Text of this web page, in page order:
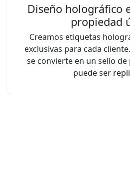
Diseño holográfico
propiedad
Creamos etiquetas
exclusivas para cada
se convierte en un sello
puede ser